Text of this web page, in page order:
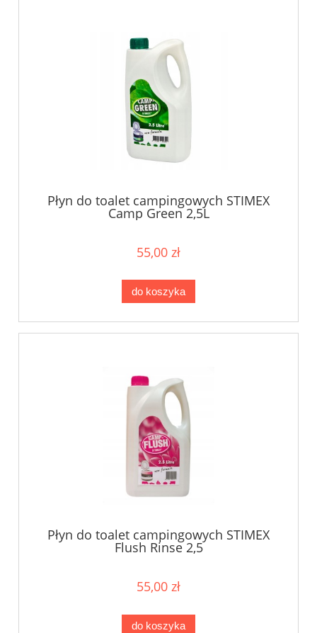
Płyn do toalet campingowych STIMEX
Camp Green 2,5L
55,00 zł
do koszyka
Płyn do toalet campingowych STIMEX
Flush Rinse 2,5
55,00 zł
do koszyka